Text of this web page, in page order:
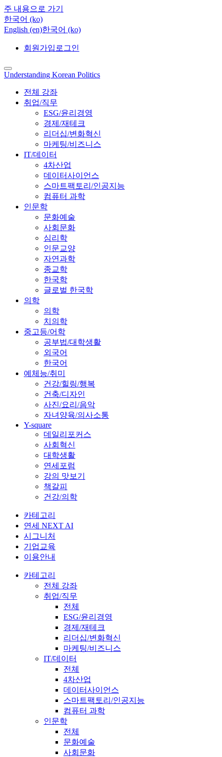
주 내용으로 가기
한국어 ‎(ko)‎
English ‎(en)‎한국어 ‎(ko)‎
회원가입 로그인
Understanding Korean Politics
전체 강좌
취업/직무
ESG/윤리경영
경제/재테크
리더십/변화혁신
마케팅/비즈니스
IT/데이터
4차산업
데이터사이언스
스마트팩토리/인공지능
컴퓨터 과학
인문학
문화예술
사회문화
심리학
인문교양
자연과학
종교학
한국학
글로벌 한국학
의학
의학
치의학
중고등/어학
공부법/대학생활
외국어
한국어
예체능/취미
건강/힐링/행복
건축/디자인
사진/요리/음악
자녀양육/의사소통
Y-square
데일리포커스
사회혁신
대학생활
연세포럼
강의 맛보기
책갈피
건강/의학
카테고리
연세 NEXT AI
시그니처
기업교육
이용안내
카테고리
전체 강좌
취업/직무
전체
ESG/윤리경영
경제/재테크
리더십/변화혁신
마케팅/비즈니스
IT/데이터
전체
4차산업
데이터사이언스
스마트팩토리/인공지능
컴퓨터 과학
인문학
전체
문화예술
사회문화